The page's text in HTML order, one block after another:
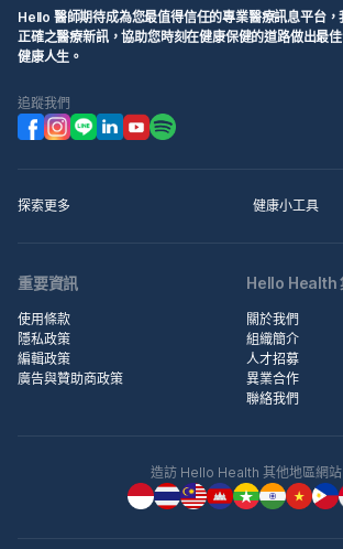
Hello 醫師期待成為您最值得信任的專業醫療訊息平台
正確之醫療新訊，協助您時刻在健康保健的道路做出最
健康人生。
追蹤我們
探索更多 健康小工具
重要資訊
使用條款
隱私政策
編輯政策
廣告與贊助商政策
Hello Health
關於我們
組織簡介
人才招募
異業合作
聯絡我們
造訪 Hello Health 其他地區網站